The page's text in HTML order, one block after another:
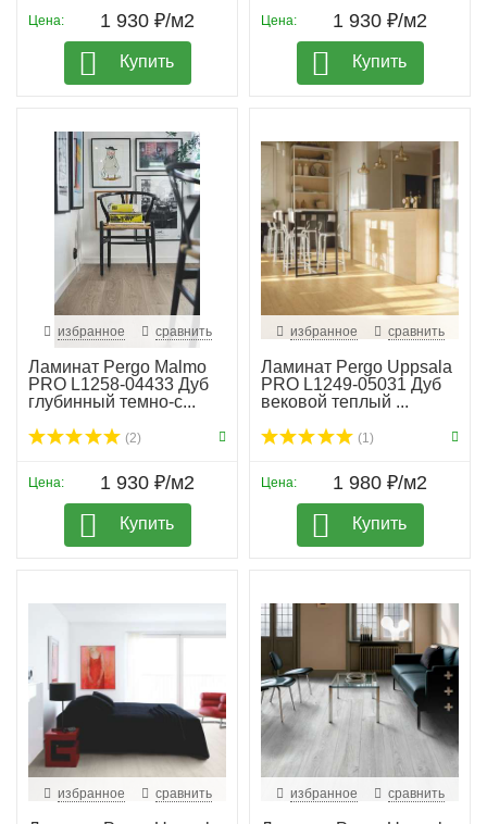
Цена: 1 930 ₽/м2
Купить
Цена: 1 930 ₽/м2
Купить
избранное сравнить
Ламинат Pergo Malmo
PRO L1258-04433 Дуб
глубинный темно-с...
(2)
Цена: 1 930 ₽/м2
Купить
избранное сравнить
Ламинат Pergo Uppsala
PRO L1249-05031 Дуб
вековой теплый ...
(1)
Цена: 1 980 ₽/м2
Купить
избранное сравнить избранное сравнить